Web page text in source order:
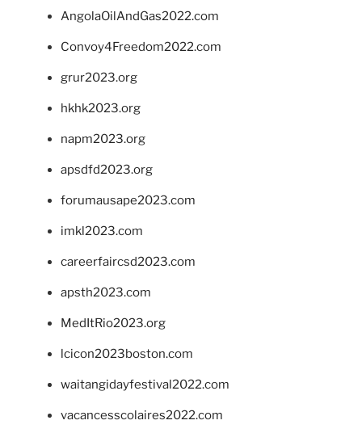
AngolaOilAndGas2022.com
Convoy4Freedom2022.com
grur2023.org
hkhk2023.org
napm2023.org
apsdfd2023.org
forumausape2023.com
imkl2023.com
careerfaircsd2023.com
apsth2023.com
MedItRio2023.org
lcicon2023boston.com
waitangidayfestival2022.com
vacancesscolaires2022.com